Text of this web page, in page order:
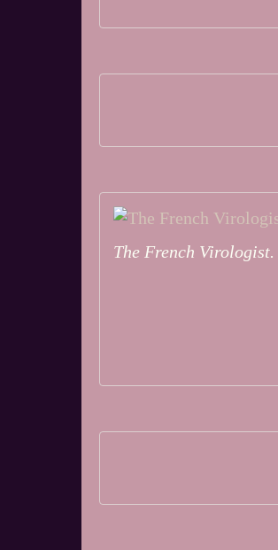
The French